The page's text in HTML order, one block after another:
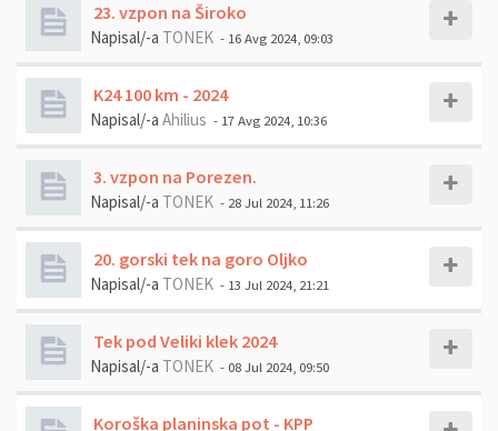
23. vzpon na Široko
Napisal/-a TONEK - 16 Avg 2024, 09:03
K24 100 km - 2024
Napisal/-a Ahilius - 17 Avg 2024, 10:36
3. vzpon na Porezen.
Napisal/-a TONEK - 28 Jul 2024, 11:26
20. gorski tek na goro Oljko
Napisal/-a TONEK - 13 Jul 2024, 21:21
Tek pod Veliki klek 2024
Napisal/-a TONEK - 08 Jul 2024, 09:50
Koroška planinska pot - KPP